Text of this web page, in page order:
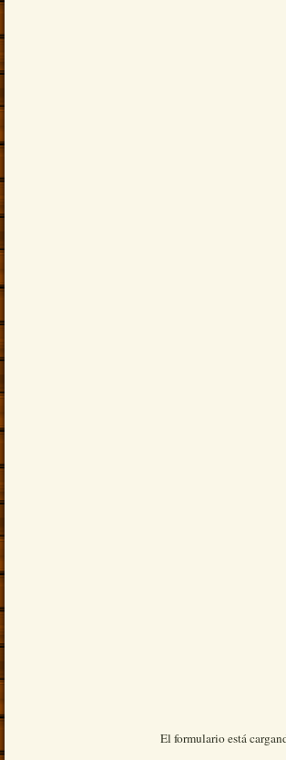
El formulario está